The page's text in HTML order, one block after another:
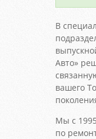
В
Авто»
вашего
Мы с
по